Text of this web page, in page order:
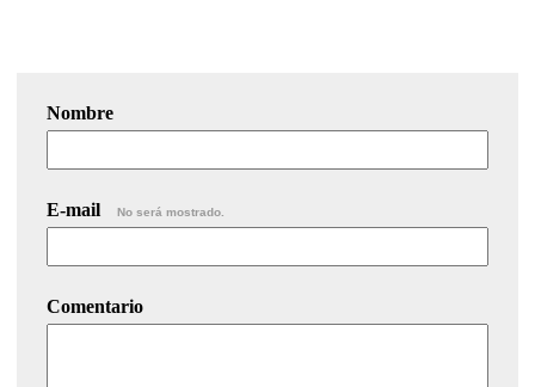
Nombre
E-mail No será mostrado.
Comentario